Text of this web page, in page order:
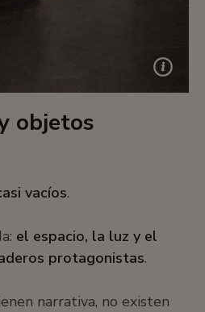
objetos
vacíos.
el espacio, la luz y el
protagonistas.
narrativa, no existen